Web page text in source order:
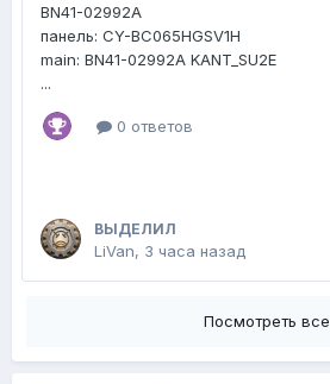
BN41-02992A
панель: CY-BC065HGSV1H
main: BN41-02992A KANT_SU2E
...
0 ответов
ВЫДЕЛИЛ
LiVan, 3 часа назад
Посмотреть все